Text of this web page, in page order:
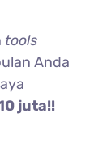
tools
Anda
juta!!